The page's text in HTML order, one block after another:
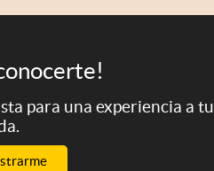
para una experiencia a tu